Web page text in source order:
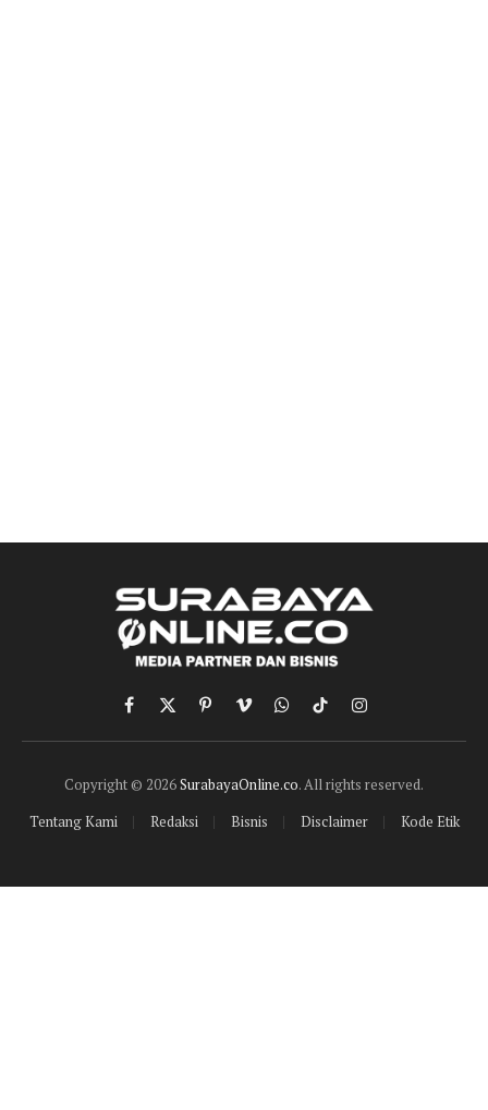
Facebook
X
(Twitter)
PinterestVimeoWhatsApp
TikTokInstagram
Copyright © 2026SurabayaOnline.co. All rights reserved.
Tentang Kami
Redaksi Bisnis Disclaimer Kode Etik